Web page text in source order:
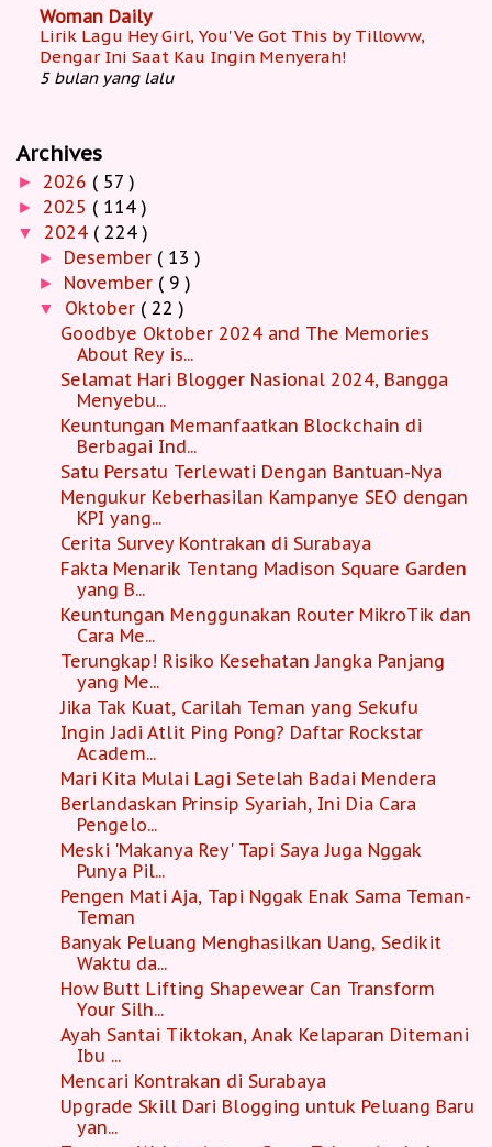
Woman Daily
Lirik Lagu Hey Girl, You'Ve Got This by Tilloww,
Dengar Ini Saat Kau Ingin Menyerah!
5 bulan yang lalu
Archives
► 2026 ( 57 )
► 2025 ( 114 )
▼ 2024 ( 224 )
► Desember ( 13 )
► November ( 9 )
▼ Oktober ( 22 )
Goodbye Oktober 2024 and The Memories
About Rey is...
Selamat Hari Blogger Nasional 2024, Bangga
Menyebu...
Keuntungan Memanfaatkan Blockchain di
Berbagai Ind...
Satu Persatu Terlewati Dengan Bantuan-Nya
Mengukur Keberhasilan Kampanye SEO dengan
KPI yang...
Cerita Survey Kontrakan di Surabaya
Fakta Menarik Tentang Madison Square Garden
yang B...
Keuntungan Menggunakan Router MikroTik dan
Cara Me...
Terungkap! Risiko Kesehatan Jangka Panjang
yang Me...
Jika Tak Kuat, Carilah Teman yang Sekufu
Ingin Jadi Atlit Ping Pong? Daftar Rockstar
Academ...
Mari Kita Mulai Lagi Setelah Badai Mendera
Berlandaskan Prinsip Syariah, Ini Dia Cara
Pengelo...
Meski 'Makanya Rey' Tapi Saya Juga Nggak
Punya Pil...
Pengen Mati Aja, Tapi Nggak Enak Sama Teman-
Teman
Banyak Peluang Menghasilkan Uang, Sedikit
Waktu da...
How Butt Lifting Shapewear Can Transform
Your Silh...
Ayah Santai Tiktokan, Anak Kelaparan Ditemani
Ibu ...
Mencari Kontrakan di Surabaya
Upgrade Skill Dari Blogging untuk Peluang Baru
yan...